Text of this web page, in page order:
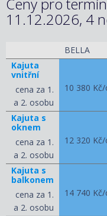
11.12.2026, 4
BELLA
Kajuta
vnitřní
cena za 1.
a 2. osobu
10 380 Kč/
Kajuta s
oknem
cena za 1.
a 2. osobu
12 320 Kč/
Kajuta s
balkonem
cena za 1.
a 2. osobu
14 740 Kč/